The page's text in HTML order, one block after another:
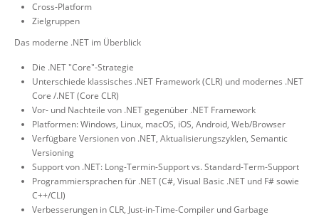
Cross-Platform
Zielgruppen
Das moderne .NET im Überblick
Die .NET "Core"-Strategie
Unterschiede klassisches .NET Framework (CLR) und modernes .NET
Core /.NET (Core CLR)
Vor- und Nachteile von .NET gegenüber .NET Framework
Platformen: Windows, Linux, macOS, iOS, Android, Web/Browser
Verfügbare Versionen von .NET, Aktualisierungszyklen, Semantic
Versioning
Support von .NET: Long-Termin-Support vs. Standard-Term-Support
Programmiersprachen für .NET (C#, Visual Basic .NET und F# sowie
C++/CLI)
Verbesserungen in CLR, Just-in-Time-Compiler und Garbage